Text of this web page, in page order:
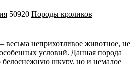
50920 Породы кроликов
весьма неприхотливое животное, не
условий. Данная порода
белоснежную шкуру, но и немалое